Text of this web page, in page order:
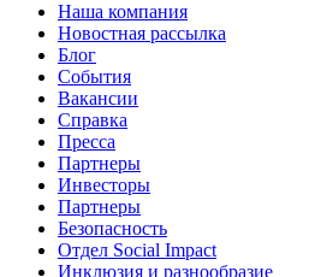
Наша компания
Новостная рассылка
Блог
События
Вакансии
Справка
Пресса
Партнеры
Инвесторы
Партнеры
Безопасность
Отдел Social Impact
Инклюзия и разнообразие